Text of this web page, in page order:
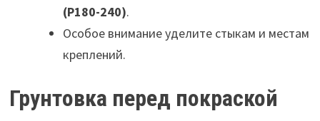
(P180-240).
Особое внимание уделите стыкам и местам
креплений.
Грунтовка перед покраской